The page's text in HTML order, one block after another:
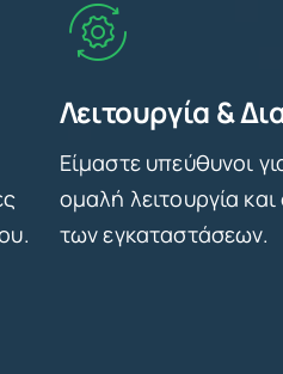
Λειτουργία &
Είμαστε υπεύθυνοι
ομαλή λειτουργία
των εγκαταστάσεων.